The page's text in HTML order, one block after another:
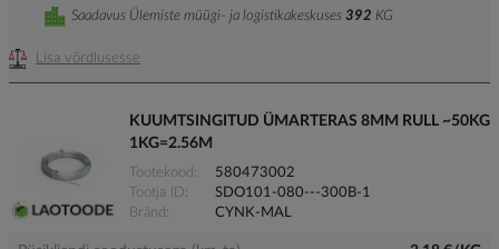
Lisa võrdlusesse
Saadavus Ülemiste müügi- ja logistikakeskuses 392 KG
KUUMTSINGITUD ÜMARTERAS 8MM RULL ~50KG
1KG=2.56M
Tootekood
580473002
Tootja ID
SDO101-080---300B-1
Bränd
CYNK-MAL